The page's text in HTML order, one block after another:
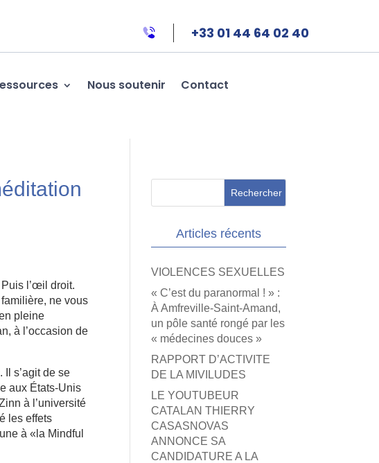
+33 01 44 64 02 40
Nous soutenir Contact
l’œil droit.
ne vous
pleine
à l’occasion de
s’agit de se
aux États-Unis
à l’université
les effets
à «la Mindful
Articles récents
VIOLENCES SEXUELLES
« C’est du paranormal ! » :
À Amfreville-Saint-Amand,
un pôle santé rongé par les
« médecines douces »
RAPPORT D’ACTIVITE
DE LA MIVILUDES
LE YOUTUBEUR
CATALAN THIERRY
CASASNOVAS
ANNONCE SA
CANDIDATURE A LA